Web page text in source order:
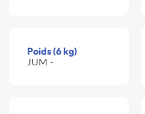
Poids (6 kg)
JUM -